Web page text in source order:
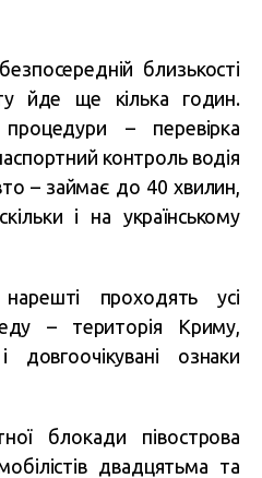
близькості
йде ще кілька годин.
– перевірка
контроль водія
– займає до 40 хвилин,
і на українському
проходять усі
– територія Криму,
ознаки
блокади півострова
двадцятьма та